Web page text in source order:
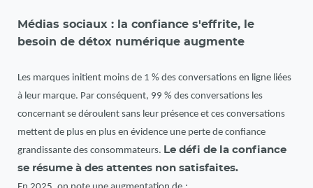
Médias sociaux : la confiance s'effrite, le
besoin de détox numérique augmente
Les marques initient moins de 1 % des conversations en ligne liées
à leur marque. Par conséquent, 99 % des conversations les
concernant se déroulent sans leur présence et ces conversations
mettent de plus en plus en évidence une perte de confiance
grandissante des consommateurs. Le défi de la confiance
se résume à des attentes non satisfaites.